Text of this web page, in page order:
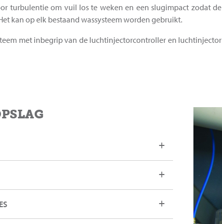
turbulentie om vuil los te weken en een slugimpact zodat de
kan op elk bestaand wassysteem worden gebruikt.
met inbegrip van de luchtinjectorcontroller en luchtinjector